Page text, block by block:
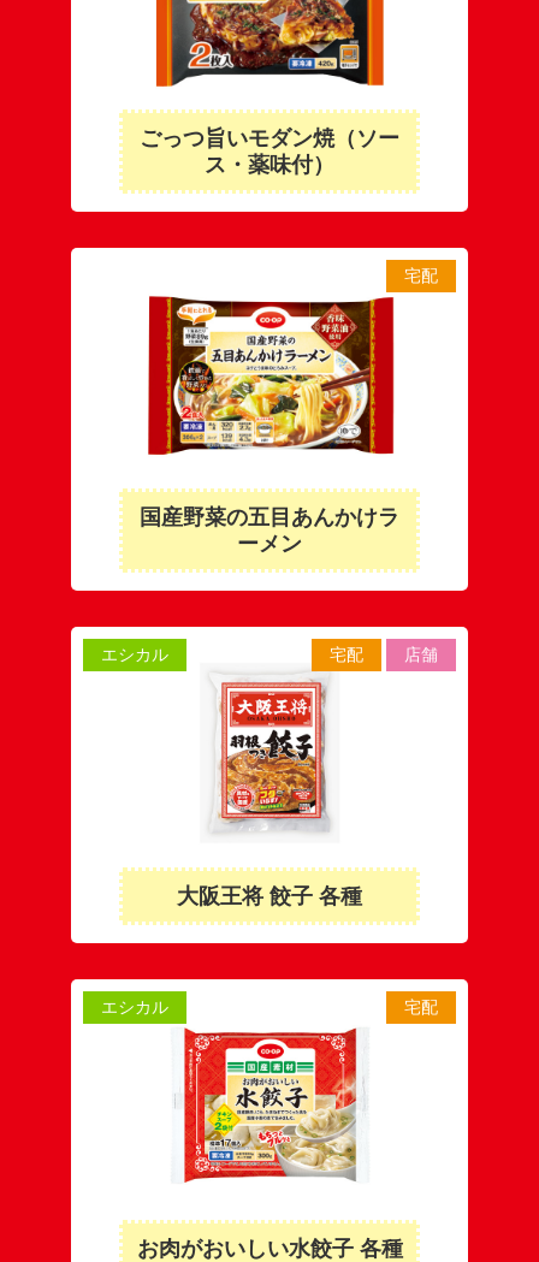
ごっつ旨いモダン焼（ソー
ス・薬味付）
宅配
国産野菜の五目あんかけラ
ーメン
エシカル 宅配 店舗
大阪王将 餃子 各種
エシカル 宅配
お肉がおいしい水餃子 各種